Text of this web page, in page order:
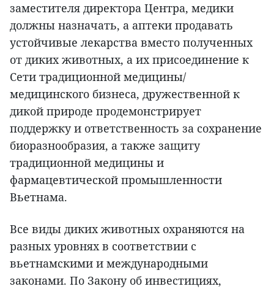
заместителя директора Центра, медики
должны назначать, а аптеки продавать
устойчивые лекарства вместо полученных
от диких животных, а их присоединение к
Сети традиционной медицины/
медицинского бизнеса, дружественной к
дикой природе продемонстрирует
поддержку и ответственность за сохранение
биоразнообразия, а также защиту
традиционной медицины и
фармацевтической промышленности
Вьетнама.
Все виды диких животных охраняются на
разных уровнях в соответствии с
вьетнамскими и международными
законами. По Закону об инвестициях,